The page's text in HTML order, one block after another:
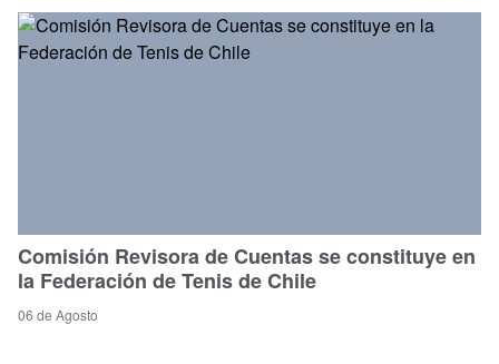
Comisión Revisora de Cuentas se constituye en
la Federación de Tenis de Chile
06 de Agosto